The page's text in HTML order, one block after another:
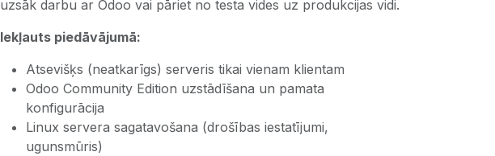
uzsāk darbu ar Odoo vai pāriet no testa vides uz produkcijas vidi.
Iekļauts piedāvājumā:
Atsevišķs (neatkarīgs) serveris tikai vienam klientam
Odoo Community Edition uzstādīšana un pamata
konfigurācija
Linux servera sagatavošana (drošības iestatījumi,
ugunsmūris)